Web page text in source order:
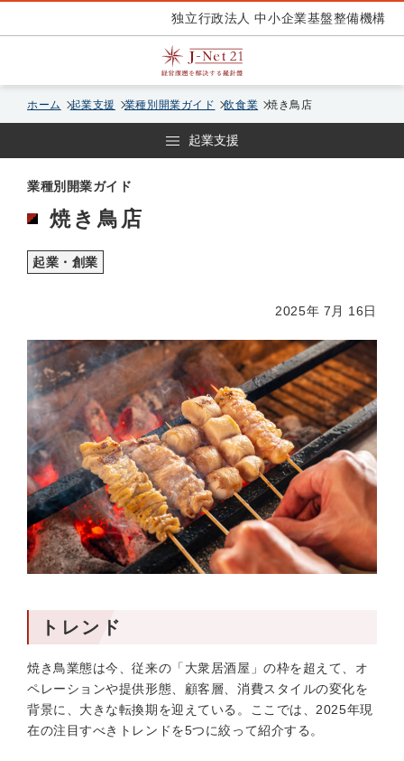
独立行政法人 中小企業基盤整備機構
ホーム 起業支援 業種別開業ガイド 飲食業 焼き鳥店
起業支援
業種別開業ガイド
焼き鳥店
起業・創業
2025年 7月 16日
トレンド
焼き鳥業態は今、従来の「大衆居酒屋」の枠を超えて、オ
ペレーションや提供形態、顧客層、消費スタイルの変化を
背景に、大きな転換期を迎えている。ここでは、2025年現
在の注目すべきトレンドを5つに絞って紹介する。